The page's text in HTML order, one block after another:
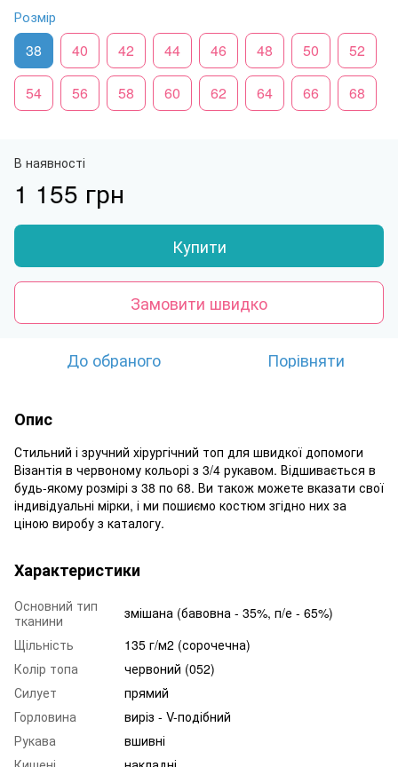
Розмір
38 40 42 44 46 48 50 52
54 56 58 60 62 64 66 68
В наявності
1 155 грн
Купити
Замовити швидко
До обраного Порівняти
Опис
Стильний і зручний хірургічний топ для швидкої допомоги
Візантія в червоному кольорі з 3/4 рукавом. Відшивається в
будь-якому розмірі з 38 по 68. Ви також можете вказати свої
індивідуальні мірки, і ми пошиємо костюм згідно них за
ціною виробу з каталогу.
Характеристики
Основний тип
тканини
змішана (бавовна - 35%, п/е - 65%)
Щільність
135 г/м2 (сорочечна)
Колір топа
червоний (052)
Силует
прямий
Горловина
виріз - V-подібний
Рукава
вшивні